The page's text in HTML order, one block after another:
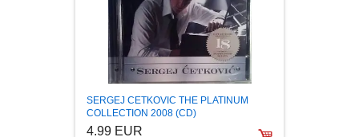
BOJANKE
BOJANKE ZA ODRASLE
CIKLIT
CHILDREN'S
SERGEJ CETKOVIC THE PLATINUM
COLLECTION 2008 (CD)
4.99 EUR